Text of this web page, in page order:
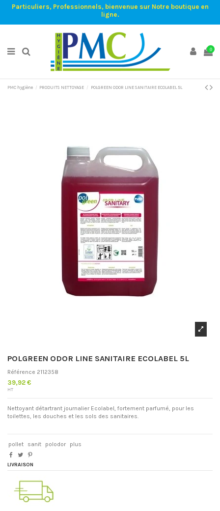
Particuliers, Professionnels, bienvenue sur Notre boutique en
ligne.
0
PMC hygiène PRODUITS NETTOYAGE POLGREEN ODOR LINE SANITAIRE ECOLABEL 5L
POLGREEN ODOR LINE SANITAIRE ECOLABEL 5L
Référence 2112358
39,92 €
HT
Nettoyant détartrant journalier Ecolabel, fortement parfumé, pour les
toilettes, les douches et les sols des sanitaires.
pollet sanit polodor plus
LIVRAISON